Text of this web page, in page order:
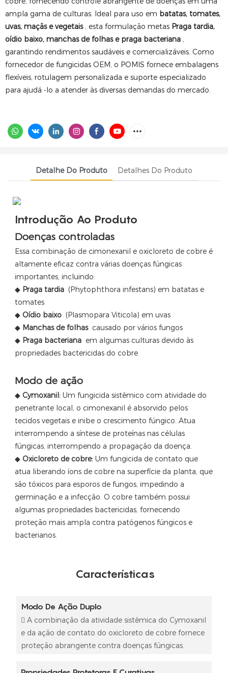
ampla gama de culturas. Ideal para uso em batatas, tomates,
uvas, maçãs e vegetais , esta formulação metas Praga tardia,
oídio baixo, manchas de folhas e praga bacteriana ,
garantindo rendimentos saudáveis ​​e comercializáveis. Como
fornecedor de fungicidas OEM, o POMIS fornece embalagens
flexíveis, rotulagem personalizada e suporte especializado
para ajudá -lo a atender às diversas demandas do mercado.
Detalhe Do Produto Detalhes Do Produto
Introdução Ao Produto
Doenças controladas
Essa combinação de cimonexanil e oxicloreto de cobre é
altamente eficaz contra várias doenças fúngicas
importantes, incluindo:
◆ Praga tardia (Phytophthora infestans) em batatas e
tomates
◆ Oídio baixo (Plasmopara Viticola) em uvas
◆ Manchas de folhas causado por vários fungos
◆ Praga bacteriana em algumas culturas devido às
propriedades bactericidas do cobre
Modo de ação
◆ Cymoxanil:Um fungicida sistêmico com atividade do
penetrante local, o cimonexanil é absorvido pelos
tecidos vegetais e inibe o crescimento fúngico. Atua
interrompendo a síntese de proteínas nas células
fúngicas, interrompendo a propagação da doença.
◆ Oxicloreto de cobre:Um fungicida de contato que
atua liberando íons de cobre na superfície da planta, que
são tóxicos para esporos de fungos, impedindo a
germinação e a infecção. O cobre também possui
algumas propriedades bactericidas, fornecendo
proteção mais ampla contra patógenos fúngicos e
bacterianos.
Características
Modo De Ação Duplo
 A combinação da atividade sistêmica do Cymoxanil
e da ação de contato do oxicloreto de cobre fornece
proteção abrangente contra doenças fúngicas.